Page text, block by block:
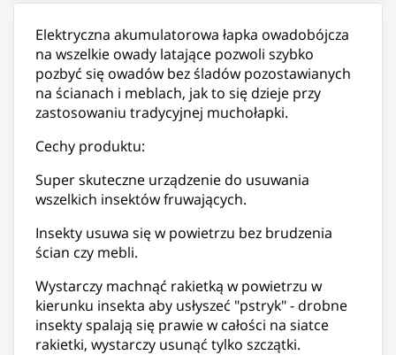
Elektryczna akumulatorowa łapka owadobójcza
na wszelkie owady latające pozwoli szybko
pozbyć się owadów bez śladów pozostawianych
na ścianach i meblach, jak to się dzieje przy
zastosowaniu tradycyjnej muchołapki.
Cechy produktu:
Super skuteczne urządzenie do usuwania
wszelkich insektów fruwających.
Insekty usuwa się w powietrzu bez brudzenia
ścian czy mebli.
Wystarczy machnąć rakietką w powietrzu w
kierunku insekta aby usłyszeć "pstryk" - drobne
insekty spalają się prawie w całości na siatce
rakietki, wystarczy usunąć tylko szczątki.